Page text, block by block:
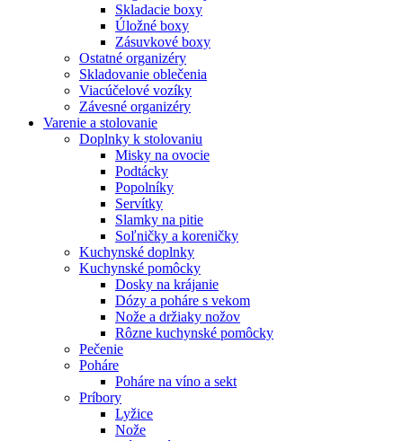
Skladacie boxy
Úložné boxy
Zásuvkové boxy
Ostatné organizéry
Skladovanie oblečenia
Viacúčelové vozíky
Závesné organizéry
Varenie a stolovanie
Doplnky k stolovaniu
Misky na ovocie
Podtácky
Popolníky
Servítky
Slamky na pitie
Soľničky a koreničky
Kuchynské doplnky
Kuchynské pomôcky
Dosky na krájanie
Dózy a poháre s vekom
Nože a držiaky nožov
Rôzne kuchynské pomôcky
Pečenie
Poháre
Poháre na víno a sekt
Príbory
Lyžice
Nože